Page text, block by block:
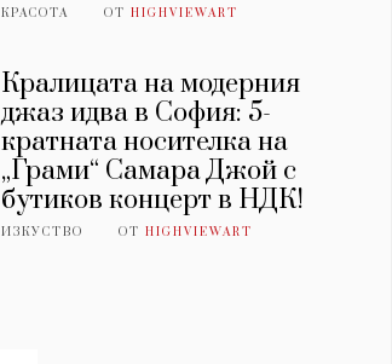
КРАСОТА ОТHIGHVIEWART
Кралицата на модерния
джаз идва в София: 5-
кратната носителка на
„Грами“ Самара Джой с
бутиков концерт в НДК!
ИЗКУСТВО ОТHIGHVIEWART